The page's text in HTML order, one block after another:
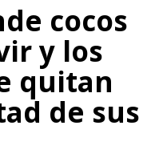
cocos
y los
quitan
de sus